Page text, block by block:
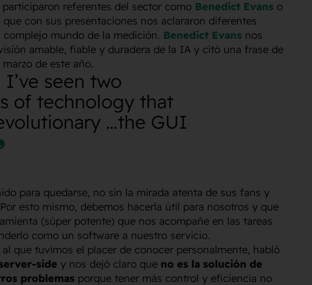
participaron referentes del sector como Benedict Evans o
que con sus presentaciones nos aclararon diferentes
complejo mundo de la medición. Benedict Evans nos
amable, fiable y duradera de la IA y citó una frase de
de este año.
seen two
of technology that
…the GUI
para quedarse, no sin la mirada atenta de sus fans y
esto mismo, debemos hacerla útil para nosotros y que
(súper potente) que nos acompañe en las tareas
como un software a nuestro servicio.
al que tuvimos el placer de conocer personalmente, habló
side y nos dejó claro queno es la solución de
problemas porque tener más control y eficiencia no